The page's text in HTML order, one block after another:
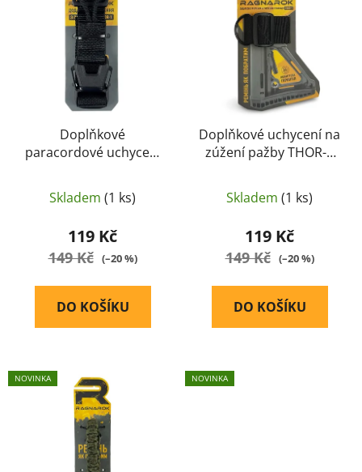
Doplňkové
paracordové uchycení
popruhy THOR-1
(černé)
Skladem (1 ks)
119 Kč
149 Kč (–20 %)
DO KOŠÍKU
Doplňkové uchycení na
zúžení pažby THOR-2
Skladem (1 ks)
119 Kč
149 Kč (–20 %)
DO KOŠÍKU
NOVINKA NOVINKA